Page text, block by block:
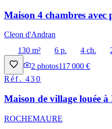
Maison 4 chambres avec
Cleon d'Andran
130 m²
6 p. 4 ch.
2 photos117 000 €
Réf.430
Maison de village louée à
ROCHEMAURE